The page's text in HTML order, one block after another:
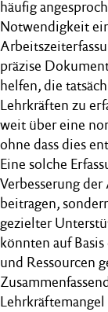
häufig
Notwendigkeit
präzise
helfen, die
Lehrkräften zu
weit über eine
ohne dass dies
Eine solche
Verbesserung
beitragen,
gezielter
könnten auf
und Ressourcen